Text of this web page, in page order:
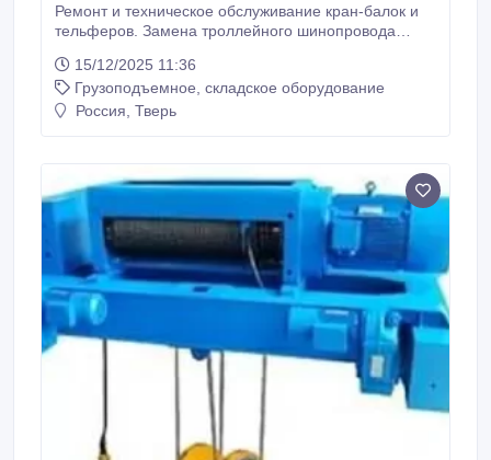
Ремонт и техническое обслуживание кран-балок и
тельферов. Замена троллейного шинопровода
Замена концевых балок. Замена
электродвигателей. Замена постов управления.
Замена устройств защиты и пуска. Замена и ремонт
наладке электроники и электрики.
15/12/2025 11:36
Грузоподъемное, складское оборудование
Россия, Тверь